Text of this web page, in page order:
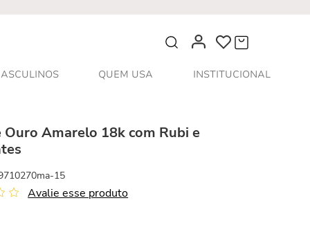
O que você procura?
QUEM USA
INSTITUCIONAL
Ouro Amarelo 18k com Rubi e
15
Avalie esse produto